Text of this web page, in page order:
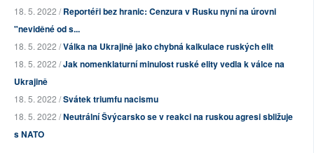
18. 5. 2022 /Reportéři bez hranic: Cenzura v Rusku nyní na úrovni
"neviděné od s...
18. 5. 2022 /Válka na Ukrajině jako chybná kalkulace ruských elit
18. 5. 2022 /Jak nomenklaturní minulost ruské elity vedla k válce na
Ukrajině
18. 5. 2022 /Svátek triumfu nacismu
18. 5. 2022 /Neutrální Švýcarsko se v reakci na ruskou agresi sbližuje
s NATO